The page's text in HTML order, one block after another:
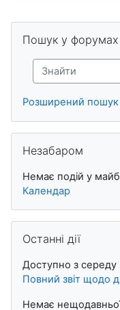
Блоки
Пошук у форумах
Знайти
Розширений пошук
Незабаром
Немає подій у
Календар
Останні дії
Доступно з
Повний звіт щодо
Немає